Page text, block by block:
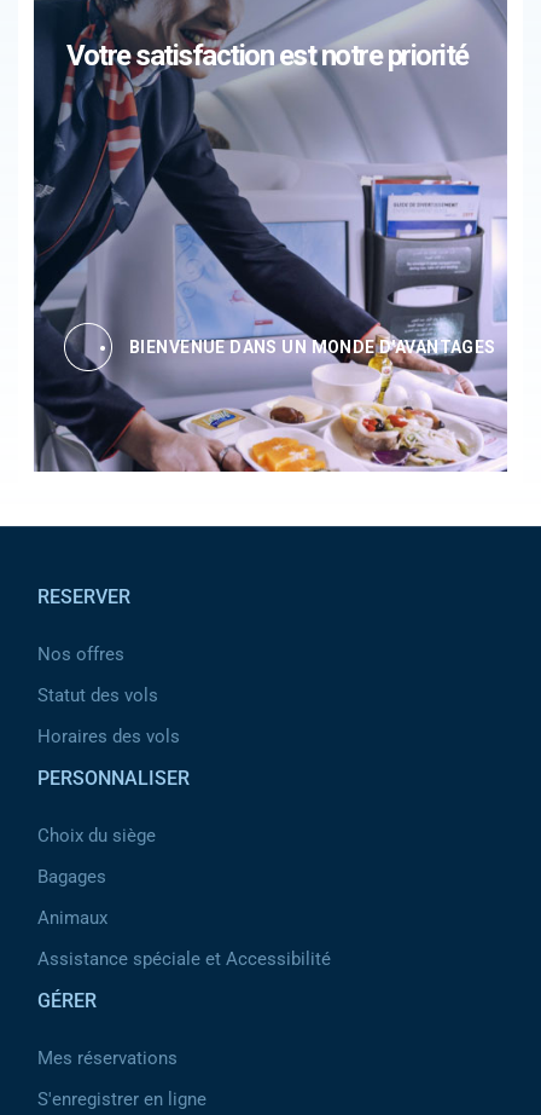
Votre satisfaction est notre priorité
BIENVENUE DANS UN MONDE D'AVANTAGES
RESERVER
Nos offres
Statut des vols
Horaires des vols
PERSONNALISER
Choix du siège
Bagages
Animaux
Assistance spéciale et Accessibilité
GÉRER
Mes réservations
S'enregistrer en ligne